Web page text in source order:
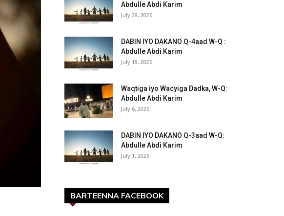
Abdulle Abdi Karim
July 28, 2026
DABIN IYO DAKANO Q-4aad W-Q :
Abdulle Abdi Karim
July 18, 2026
Waqtiga iyo Wacyiga Dadka, W-Q:
Abdulle Abdi Karim
July 6, 2026
DABIN IYO DAKANO Q-3aad W-Q:
Abdulle Abdi Karim
July 1, 2026
BARTEENNA FACEBOOK